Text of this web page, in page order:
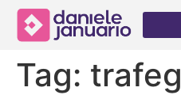
Tag: